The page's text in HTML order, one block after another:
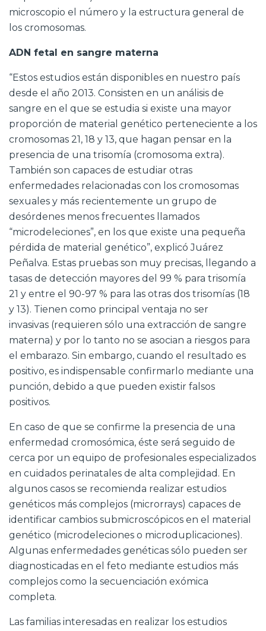
microscopio el número y la estructura general de
los cromosomas.
ADN fetal en sangre materna
“Estos estudios están disponibles en nuestro país
desde el año 2013. Consisten en un análisis de
sangre en el que se estudia si existe una mayor
proporción de material genético perteneciente a los
cromosomas 21, 18 y 13, que hagan pensar en la
presencia de una trisomía (cromosoma extra).
También son capaces de estudiar otras
enfermedades relacionadas con los cromosomas
sexuales y más recientemente un grupo de
desórdenes menos frecuentes llamados
“microdeleciones”, en los que existe una pequeña
pérdida de material genético”, explicó Juárez
Peñalva. Estas pruebas son muy precisas, llegando a
tasas de detección mayores del 99 % para trisomía
21 y entre el 90-97 % para las otras dos trisomías (18
y 13). Tienen como principal ventaja no ser
invasivas (requieren sólo una extracción de sangre
materna) y por lo tanto no se asocian a riesgos para
el embarazo. Sin embargo, cuando el resultado es
positivo, es indispensable confirmarlo mediante una
punción, debido a que pueden existir falsos
positivos.
En caso de que se confirme la presencia de una
enfermedad cromosómica, éste será seguido de
cerca por un equipo de profesionales especializados
en cuidados perinatales de alta complejidad. En
algunos casos se recomienda realizar estudios
genéticos más complejos (microrrays) capaces de
identificar cambios submicroscópicos en el material
genético (microdeleciones o microduplicaciones).
Algunas enfermedades genéticas sólo pueden ser
diagnosticadas en el feto mediante estudios más
complejos como la secuenciación exómica
completa.
Las familias interesadas en realizar los estudios